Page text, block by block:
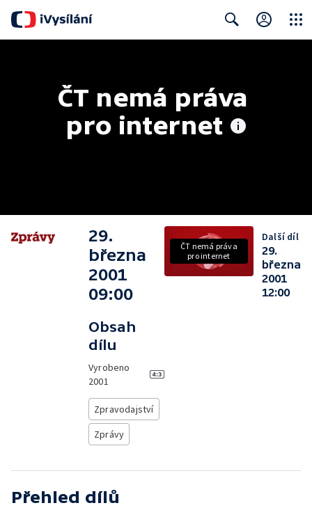
ČT nemá práva
pro internet
29.
března
2001
09:00
Obsah
dílu
Vyrobeno
2001
Zpravodajství
Zprávy
ČT nemá práva
pro internet
Další díl
29.
března
2001
12:00
Přehled dílů